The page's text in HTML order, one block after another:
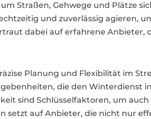
Straßen, Gehwege und Plätze
und zuverlässig agieren,
dabei auf erfahrene Anbieter,
Planung und Flexibilität im
die den Winterdienst
sind Schlüsselfaktoren, um
setzt auf Anbieter, die nicht nur